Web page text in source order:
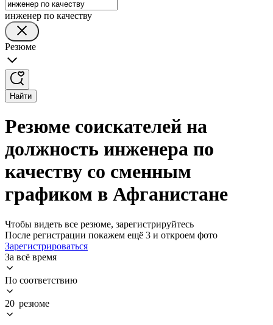
инженер по качеству
Резюме
Найти
Резюме соискателей на
должность инженера по
качеству со сменным
графиком в Афганистане
Чтобы видеть все резюме, зарегистрируйтесь
После регистрации покажем ещё 3 и откроем фото
Зарегистрироваться
За всё время
По соответствию
20 резюме